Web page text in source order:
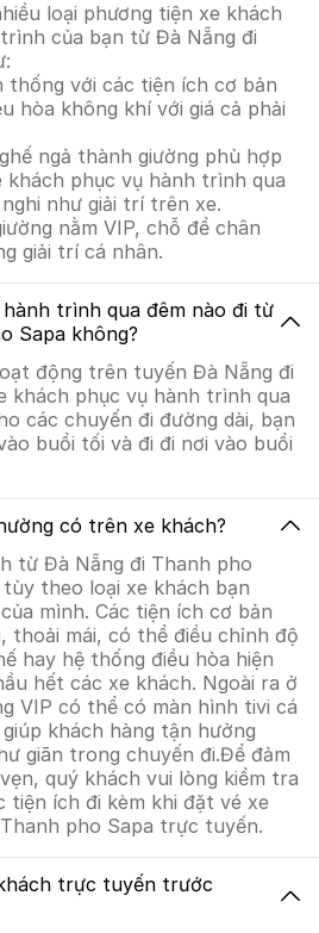
loại phương tiện xe khách
của bạn từ Đà Nẵng đi
thống với các tiện ích cơ bản
hòa không khí với giá cả phải
ngả thành giường phù hợp
khách phục vụ hành trình qua
như giải trí trên xe.
nằm VIP, chỗ để chân
giải trí cá nhân.
trình qua đêm nào đi từ
Sapa không?
động trên tuyến Đà Nẵng đi
khách phục vụ hành trình qua
các chuyến đi đường dài, bạn
buổi tối và đi đi nơi vào buổi
có trên xe khách?
từ Đà Nẵng đi Thanh pho
theo loại xe khách bạn
mình. Các tiện ích cơ bản
thoải mái, có thể điều chỉnh độ
hay hệ thống điều hòa hiện
hết các xe khách. Ngoài ra ở
VIP có thể có màn hình tivi cá
khách hàng tận hưởng
giãn trong chuyến đi.Để đảm
quý khách vui lòng kiểm tra
tiện ích đi kèm khi đặt vé xe
pho Sapa trực tuyến.
trực tuyến trước